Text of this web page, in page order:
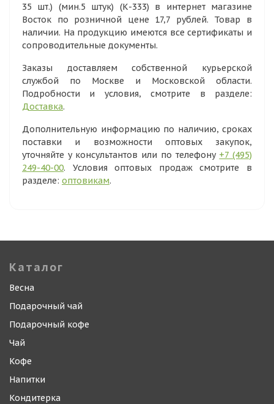
35 шт.) (мин.5 штук) (К-333) в интернет магазине
Восток по розничной цене 17,7 рублей. Товар в
наличии. На продукцию имеются все сертификаты и
сопроводительные документы.
Заказы доставляем собственной курьерской
службой по Москве и Московской области.
Подробности и условия, смотрите в разделе:
Доставка.
Дополнительную информацию по наличию, сроках
поставки и возможности оптовых закупок,
уточняйте у консультантов или по телефону +7 (495)
249-40-00. Условия оптовых продаж смотрите в
разделе: оптовикам.
Каталог
Весна
Подарочный чай
Подарочный кофе
Чай
Кофе
Напитки
Кондитерка